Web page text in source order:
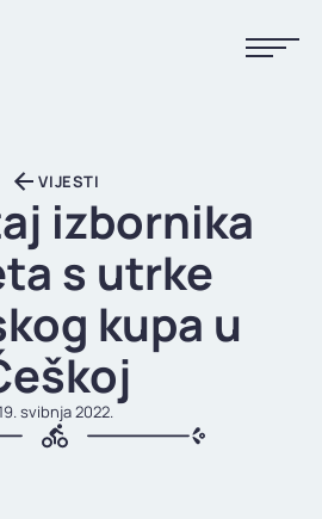
VIJESTI
izbornika
s utrke
kupa u
svibnja 2022.